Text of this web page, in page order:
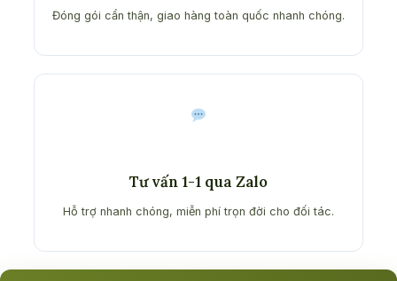
Đóng gói cẩn thận, giao hàng toàn quốc nhanh chóng.
Tư vấn 1-1 qua Zalo
Hỗ trợ nhanh chóng, miễn phí trọn đời cho đối tác.